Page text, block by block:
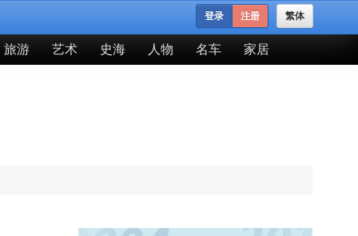
繁体
登录 注册
旅游 艺术 史海 人物 名车 家居